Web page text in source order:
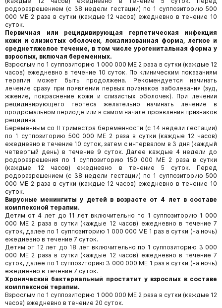
родоразрешением (с 38 недели гестации) по 1 суппозиторию 500
000 МЕ 2 раза в сутки (каждые 12 часов) ежедневно в течение 10
суток.
Первичная или рецидивирующая герпетическая инфекция
кожи и слизистых оболочек, локализованная форма, легкое и
среднетяжелое течение, в том числе урогенитальная форма у
взрослых, включая беременных.
Взрослым по 1 суппозиторию 1 000 000 МЕ 2 раза в сутки (каждые 12
часов) ежедневно в течение 10 суток. По клиническим показаниям
терапия может быть продолжена. Рекомендуется начинать
лечение сразу при появлении первых признаков заболевания (зуд,
жжение, покраснение кожи и слизистых оболочек). При лечении
рецидивирующего герпеса желательно начинать лечение в
продромальном периоде или в самом начале проявления признаков
рецидива.
Беременным со II триместра беременности (с 14 недели гестации)
по 1 суппозиторию 500 000 МЕ 2 раза в сутки (каждые 12 часов)
ежедневно в течение 10 суток, затем с интервалом в 3 дня (каждый
четвертый день) в течение 9 суток. Далее каждые 4 недели до
родоразрешения по 1 суппозиторию 150 000 МЕ 2 раза в сутки
(каждые 12 часов) ежедневно в течение 5 суток. Перед
родоразрешением (с 38 недели гестации) по 1 суппозиторию 500
000 МЕ 2 раза в сутки (каждые 12 часов) ежедневно в течение 10
суток.
Вирусные менингиты у детей в возрасте от 4 лет в составе
комплексной терапии.
Детям от 4 лет до 11 лет включительно по 1 суппозиторию 1 000
000 МЕ 2 раза в сутки (каждые 12 часов) ежедневно в течение 7
суток, далее по 1 суппозиторию 1 000 000 МЕ 1 раз в сутки (на ночь)
ежедневно в течение 7 суток.
Детям от 12 лет до 18 лет включительно по 1 суппозиторию 3 000
000 МЕ 2 раза в сутки (каждые 12 часов) ежедневно в течение 7
суток, далее по 1 суппозиторию 3 000 000 МЕ 1 раз в сутки (на ночь)
ежедневно в течение 7 суток.
Хронический бактериальный простатит у взрослых в составе
комплексной терапии.
Взрослым по 1 суппозиторию 1 000 000 МЕ 2 раза в сутки (каждые 12
часов) ежедневно в течение 20 суток.